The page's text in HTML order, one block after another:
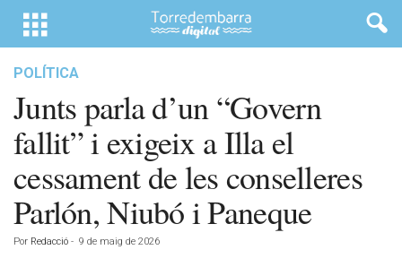
POLÍTICA
Junts parla d’un “Govern
fallit” i exigeix a Illa el
cessament de les conselleres
Parlón, Niubó i Paneque
Por Redacció - 9 de maig de 2026